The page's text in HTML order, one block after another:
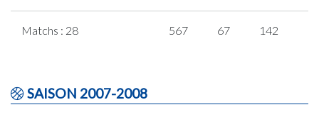
Matchs : 28 567 67 142
SAISON 2007-2008